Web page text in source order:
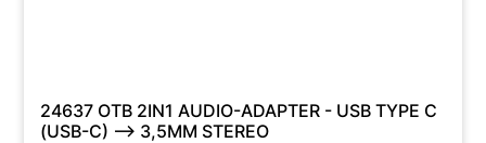
24637 OTB 2IN1 AUDIO-ADAPTER - USB TYPE C
(USB-C) --> 3,5MM STEREO